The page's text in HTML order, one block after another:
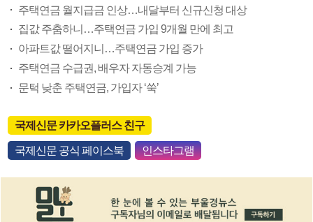
주택연금 월지급금 인상…내달부터 신규신청 대상
집값 주춤하니…주택연금 가입 9개월 만에 최고
아파트값 떨어지니…주택연금 가입 증가
주택연금 수급권, 배우자 자동승계 가능
문턱 낮춘 주택연금, 가입자 ‘쑥’
국제신문 카카오플러스 친구
국제신문 공식 페이스북 인스타그램